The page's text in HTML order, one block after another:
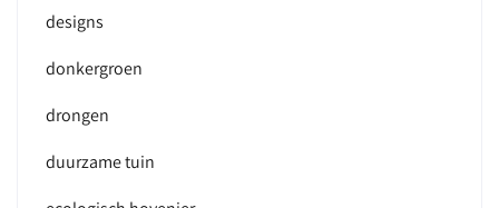
designs
donkergroen
drongen
duurzame tuin